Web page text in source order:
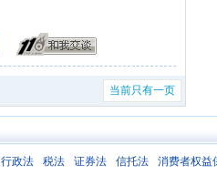
当前只有一页
行政法 税法 证券法 信托法 消费者权益